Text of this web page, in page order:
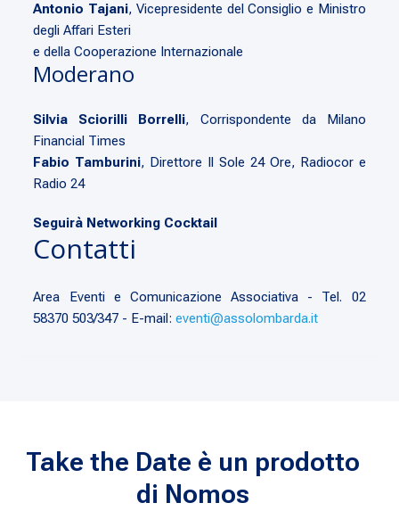
Antonio Tajani, Vicepresidente del Consiglio e Ministro
degli Affari Esteri
e della Cooperazione Internazionale
Moderano
Silvia Sciorilli Borrelli, Corrispondente da Milano
Financial Times
Fabio Tamburini, Direttore Il Sole 24 Ore, Radiocor e
Radio 24
Seguirà Networking Cocktail
Contatti
Area Eventi e Comunicazione Associativa - Tel. 02
58370 503/347 - E-mail:eventi@assolombarda.it
Take the Date è un prodotto
di Nomos